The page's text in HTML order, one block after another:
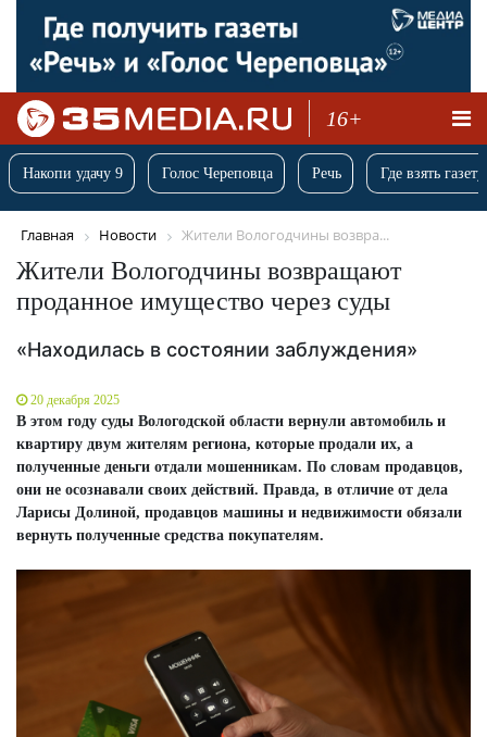
16+
Накопи удачу 9 Голос Череповца Речь Где взять
Главная Новости Жители Вологодчины возвра...
Жители Вологодчины возвращают
проданное имущество через суды
«Находилась в состоянии заблуждения»
20 декабря 2025
В этом году суды Вологодской области вернули автомобиль и
квартиру двум жителям региона, которые продали их, а
полученные деньги отдали мошенникам. По словам продавцов,
они не осознавали своих действий. Правда, в отличие от дела
Ларисы Долиной, продавцов машины и недвижимости обязали
вернуть полученные средства покупателям.